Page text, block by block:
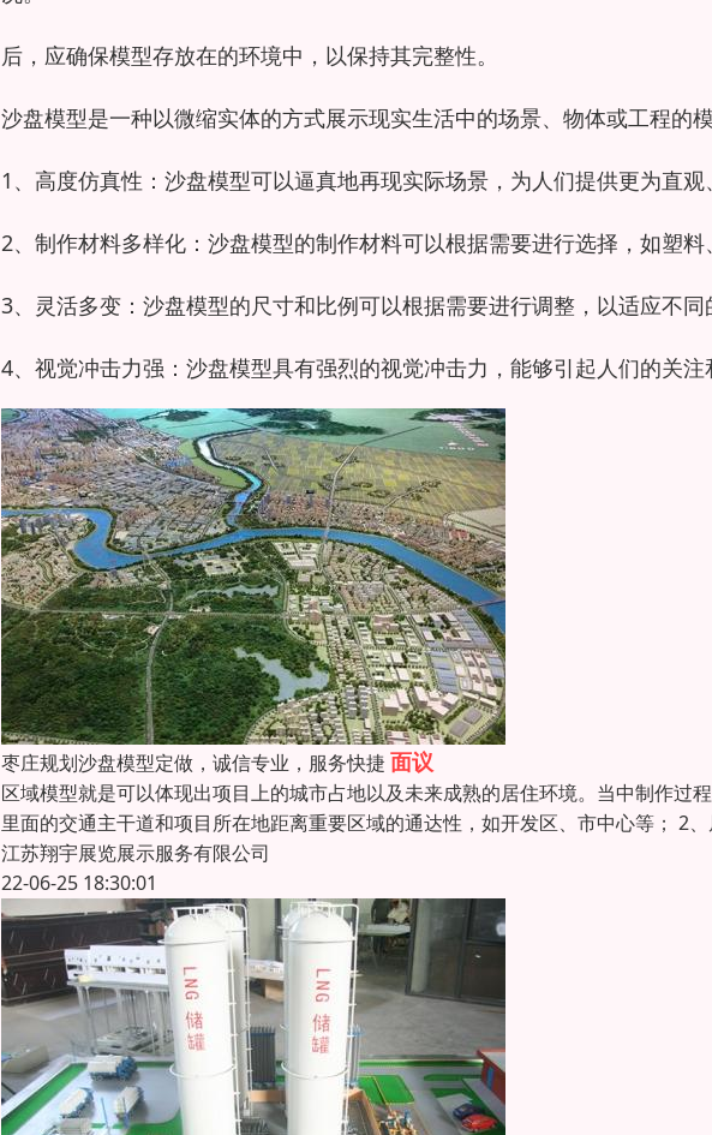
后，应确保模型存放在的环境中，以保持其完整性。
沙盘模型是一种以微缩实体的方式展示现实生活中的场景、物体或工程的
1、高度仿真性：沙盘模型可以逼真地再现实际场景，为人们提供更为直观
2、制作材料多样化：沙盘模型的制作材料可以根据需要进行选择，如塑料
3、灵活多变：沙盘模型的尺寸和比例可以根据需要进行调整，以适应不同
4、视觉冲击力强：沙盘模型具有强烈的视觉冲击力，能够引起人们的关注
枣庄规划沙盘模型定做，诚信专业，服务快捷 面议
区域模型就是可以体现出项目上的城市占地以及未来成熟的居住环境。当中制作过
里面的交通主干道和项目所在地距离重要区域的通达性，如开发区、市中心等； 2
江苏翔宇展览展示服务有限公司
22-06-25 18:30:01